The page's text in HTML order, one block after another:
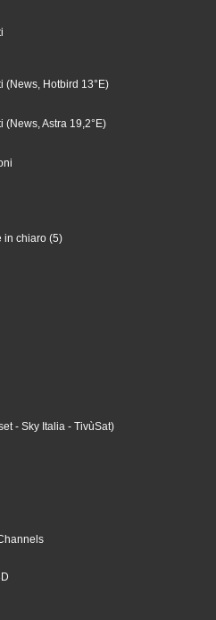
(News, Hotbird 13°E)
Astra 19,2°E)
in chiaro (5)
- Sky Italia - TivùSat)